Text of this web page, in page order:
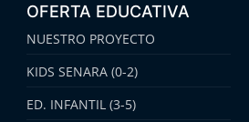
OFERTA EDUCATIVA
NUESTRO PROYECTO
KIDS SENARA (0-2)
ED. INFANTIL (3-5)